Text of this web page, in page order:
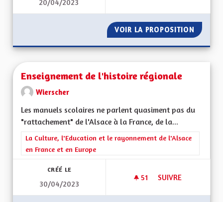
20/04/2023
VOIR LA PROPOSITION
Enseignement de l'histoire régionale
Wierscher
Les manuels scolaires ne parlent quasiment pas du
"rattachement" de l'Alsace à la France, de la...
Filtrer les résultats de la catégorie : La Culture, l'Education et
La Culture, l'Education et le rayonnement de l'Alsace
en France et en Europe
CRÉÉ LE
30/04/2023
51 51 ABONNÉS
SUIVRE